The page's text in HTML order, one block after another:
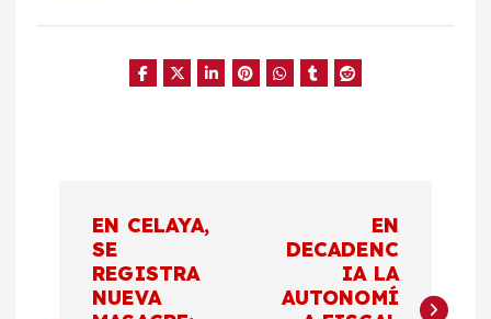
EN CELAYA,
SE
REGISTRA
NUEVA
EN
DECADENC
IA LA
AUTONOMÍ